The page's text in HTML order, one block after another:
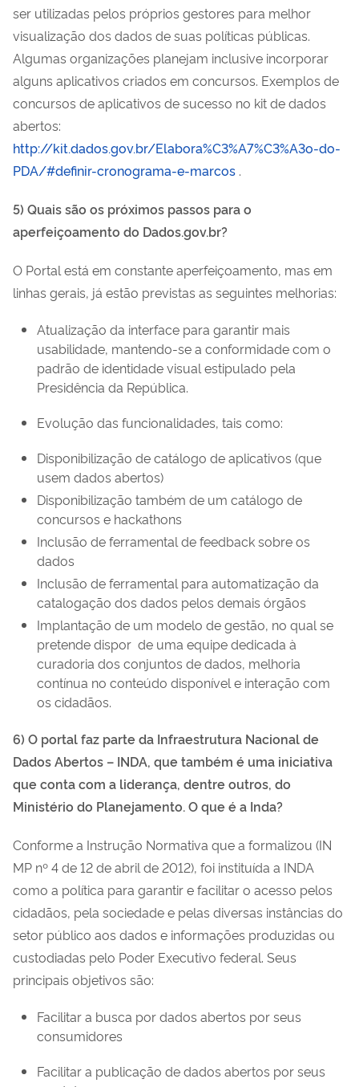
ser utilizadas pelos próprios gestores para melhor
visualização dos dados de suas políticas públicas.
Algumas organizações planejam inclusive incorporar
alguns aplicativos criados em concursos. Exemplos de
concursos de aplicativos de sucesso no kit de dados
abertos:
http://kit.dados.gov.br/Elabora%C3%A7%C3%A3o-do-
PDA/#definir-cronograma-e-marcos .
5) Quais são os próximos passos para o
aperfeiçoamento do Dados.gov.br?
O Portal está em constante aperfeiçoamento, mas em
linhas gerais, já estão previstas as seguintes melhorias:
Atualização da interface para garantir mais
usabilidade, mantendo-se a conformidade com o
padrão de identidade visual estipulado pela
Presidência da República.
Evolução das funcionalidades, tais como:
Disponibilização de catálogo de aplicativos (que
usem dados abertos)
Disponibilização também de um catálogo de
concursos e hackathons
Inclusão de ferramental de feedback sobre os
dados
Inclusão de ferramental para automatização da
catalogação dos dados pelos demais órgãos
Implantação de um modelo de gestão, no qual se
pretende dispor de uma equipe dedicada à
curadoria dos conjuntos de dados, melhoria
contínua no conteúdo disponível e interação com
os cidadãos.
6) O portal faz parte da Infraestrutura Nacional de
Dados Abertos – INDA, que também é uma iniciativa
que conta com a liderança, dentre outros, do
Ministério do Planejamento. O que é a Inda?
Conforme a Instrução Normativa que a formalizou (IN
MP nº 4 de 12 de abril de 2012), foi instituída a INDA
como a política para garantir e facilitar o acesso pelos
cidadãos, pela sociedade e pelas diversas instâncias do
setor público aos dados e informações produzidas ou
custodiadas pelo Poder Executivo federal. Seus
principais objetivos são:
Facilitar a busca por dados abertos por seus
consumidores
Facilitar a publicação de dados abertos por seus